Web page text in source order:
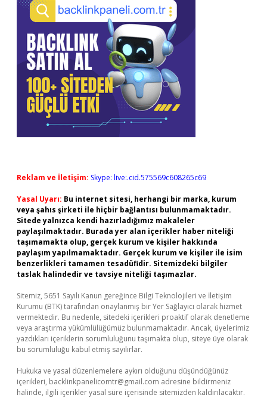
Reklam ve İletişim: Skype: live:.cid.575569c608265c69
Yasal Uyarı: Bu internet sitesi, herhangi bir marka, kurum
veya şahıs şirketi ile hiçbir bağlantısı bulunmamaktadır.
Sitede yalnızca kendi hazırladığımız makaleler
paylaşılmaktadır. Burada yer alan içerikler haber niteliği
taşımamakta olup, gerçek kurum ve kişiler hakkında
paylaşım yapılmamaktadır. Gerçek kurum ve kişiler ile isim
benzerlikleri tamamen tesadüfidir. Sitemizdeki bilgiler
taslak halindedir ve tavsiye niteliği taşımazlar.
Sitemiz, 5651 Sayılı Kanun gereğince Bilgi Teknolojileri ve İletişim
Kurumu (BTK) tarafından onaylanmış bir Yer Sağlayıcı olarak hizmet
vermektedir. Bu nedenle, sitedeki içerikleri proaktif olarak denetleme
veya araştırma yükümlülüğümüz bulunmamaktadır. Ancak, üyelerimiz
yazdıkları içeriklerin sorumluluğunu taşımakta olup, siteye üye olarak
bu sorumluluğu kabul etmiş sayılırlar.
Hukuka ve yasal düzenlemelere aykırı olduğunu düşündüğünüz
içerikleri, backlinkpanelicomtr@gmail.com adresine bildirmeniz
halinde, ilgili içerikler yasal süre içerisinde sitemizden kaldırılacaktır.